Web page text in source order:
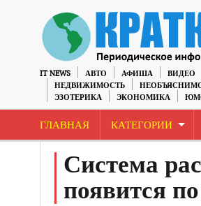
IT NEWS АВТО АФИША ВИДЕО
НЕДВИЖИМОСТЬ
ЭЗОТЕРИКА
ЭКОНОМИКА
ГЛАВНАЯ КАТЕГОРИИ
Система
появится